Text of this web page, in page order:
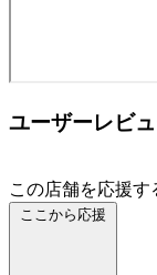
ユーザーレビ
この店舗を応援す
ここから応援